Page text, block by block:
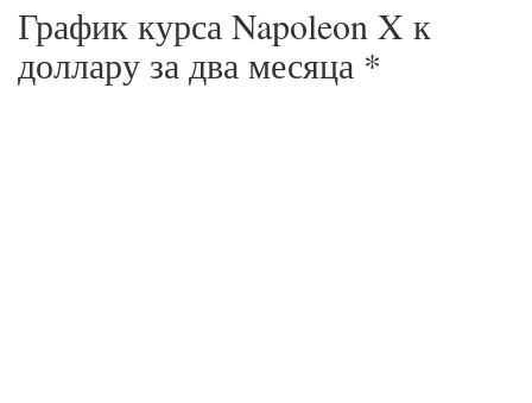
График курса Napoleon X к
доллару за два месяца *